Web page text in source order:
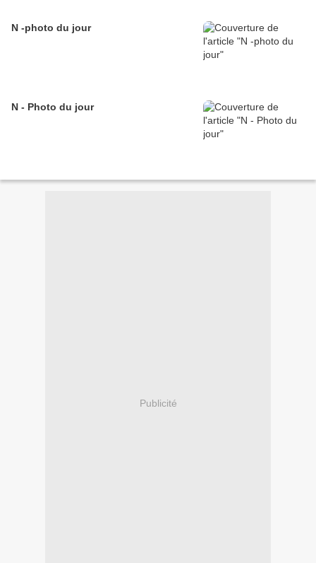
N -photo du jour
N - Photo du jour
Publicité